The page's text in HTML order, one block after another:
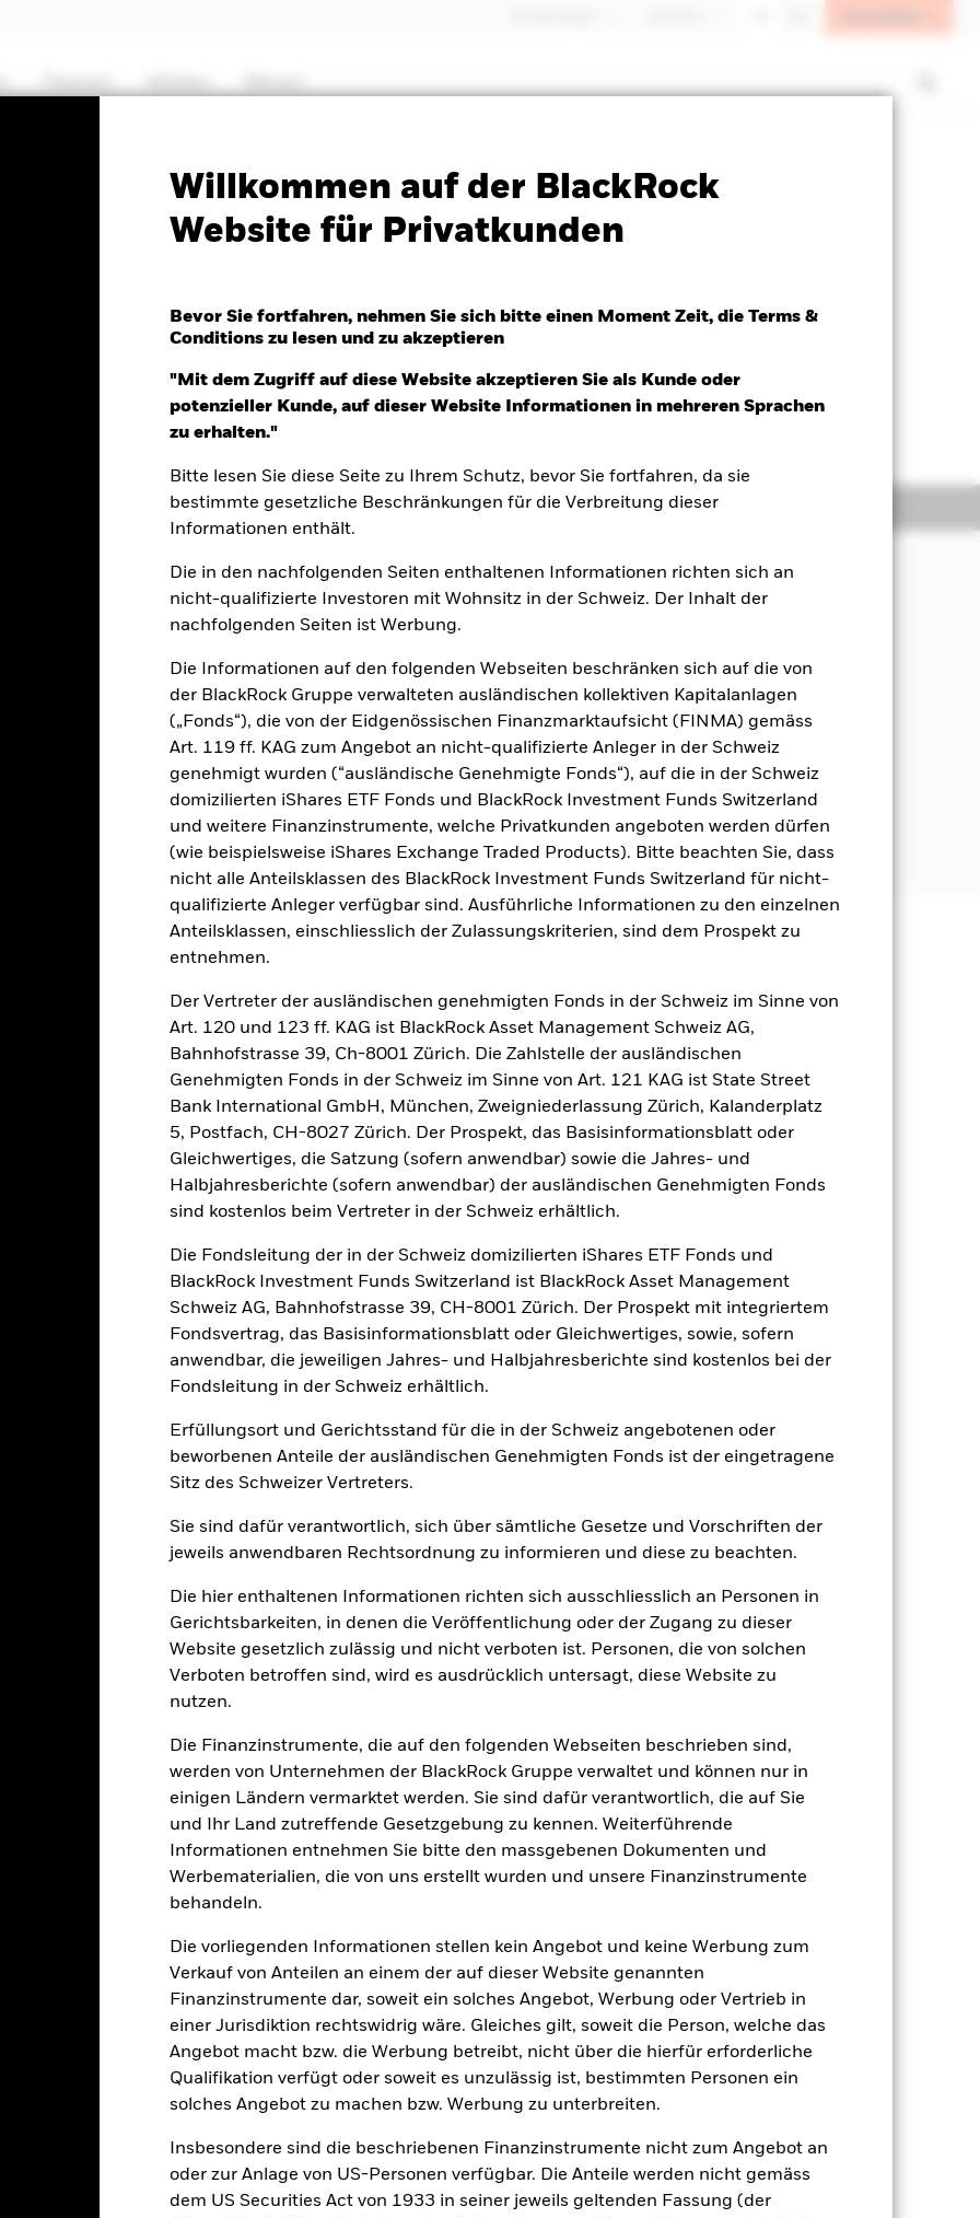
Willkommen auf der BlackRock
Website für Privatkunden
Bevor Sie fortfahren, nehmen Sie sich bitte einen Moment Zeit, die Terms &
Conditions zu lesen und zu akzeptieren
"Mit dem Zugriff auf diese Website akzeptieren Sie als Kunde oder
potenzieller Kunde, auf dieser Website Informationen in mehreren Sprachen
zu erhalten."
Bitte lesen Sie diese Seite zu Ihrem Schutz, bevor Sie fortfahren, da sie
bestimmte gesetzliche Beschränkungen für die Verbreitung dieser
Informationen enthält.
Die in den nachfolgenden Seiten enthaltenen Informationen richten sich an
nicht-qualifizierte Investoren mit Wohnsitz in der Schweiz. Der Inhalt der
nachfolgenden Seiten ist Werbung.
Die Informationen auf den folgenden Webseiten beschränken sich auf die von
der BlackRock Gruppe verwalteten ausländischen kollektiven Kapitalanlagen
(„Fonds“), die von der Eidgenössischen Finanzmarktaufsicht (FINMA) gemäss
Art. 119 ff. KAG zum Angebot an nicht-qualifizierte Anleger in der Schweiz
genehmigt wurden (“ausländische Genehmigte Fonds“), auf die in der Schweiz
domizilierten iShares ETF Fonds und BlackRock Investment Funds Switzerland
und weitere Finanzinstrumente, welche Privatkunden angeboten werden dürfen
(wie beispielsweise iShares Exchange Traded Products). Bitte beachten Sie, dass
nicht alle Anteilsklassen des BlackRock Investment Funds Switzerland für nicht-
qualifizierte Anleger verfügbar sind. Ausführliche Informationen zu den einzelnen
Anteilsklassen, einschliesslich der Zulassungskriterien, sind dem Prospekt zu
entnehmen.
Der Vertreter der ausländischen genehmigten Fonds in der Schweiz im Sinne von
Art. 120 und 123 ff. KAG ist BlackRock Asset Management Schweiz AG,
Bahnhofstrasse 39, Ch-8001 Zürich. Die Zahlstelle der ausländischen
Genehmigten Fonds in der Schweiz im Sinne von Art. 121 KAG ist State Street
Bank International GmbH, München, Zweigniederlassung Zürich, Kalanderplatz
5, Postfach, CH-8027 Zürich. Der Prospekt, das Basisinformationsblatt oder
Gleichwertiges, die Satzung (sofern anwendbar) sowie die Jahres- und
Halbjahresberichte (sofern anwendbar) der ausländischen Genehmigten Fonds
sind kostenlos beim Vertreter in der Schweiz erhältlich.
Die Fondsleitung der in der Schweiz domizilierten iShares ETF Fonds und
BlackRock Investment Funds Switzerland ist BlackRock Asset Management
Schweiz AG, Bahnhofstrasse 39, CH-8001 Zürich. Der Prospekt mit integriertem
Fondsvertrag, das Basisinformationsblatt oder Gleichwertiges, sowie, sofern
anwendbar, die jeweiligen Jahres- und Halbjahresberichte sind kostenlos bei der
Fondsleitung in der Schweiz erhältlich.
Erfüllungsort und Gerichtsstand für die in der Schweiz angebotenen oder
beworbenen Anteile der ausländischen Genehmigten Fonds ist der eingetragene
Sitz des Schweizer Vertreters.
Sie sind dafür verantwortlich, sich über sämtliche Gesetze und Vorschriften der
jeweils anwendbaren Rechtsordnung zu informieren und diese zu beachten.
Die hier enthaltenen Informationen richten sich ausschliesslich an Personen in
Gerichtsbarkeiten, in denen die Veröffentlichung oder der Zugang zu dieser
Website gesetzlich zulässig und nicht verboten ist. Personen, die von solchen
Verboten betroffen sind, wird es ausdrücklich untersagt, diese Website zu
nutzen.
Die Finanzinstrumente, die auf den folgenden Webseiten beschrieben sind,
werden von Unternehmen der BlackRock Gruppe verwaltet und können nur in
einigen Ländern vermarktet werden. Sie sind dafür verantwortlich, die auf Sie
und Ihr Land zutreffende Gesetzgebung zu kennen. Weiterführende
Informationen entnehmen Sie bitte den massgebenen Dokumenten und
Werbematerialien, die von uns erstellt wurden und unsere Finanzinstrumente
behandeln.
Die vorliegenden Informationen stellen kein Angebot und keine Werbung zum
Verkauf von Anteilen an einem der auf dieser Website genannten
Finanzinstrumente dar, soweit ein solches Angebot, Werbung oder Vertrieb in
einer Jurisdiktion rechtswidrig wäre. Gleiches gilt, soweit die Person, welche das
Angebot macht bzw. die Werbung betreibt, nicht über die hierfür erforderliche
Qualifikation verfügt oder soweit es unzulässig ist, bestimmten Personen ein
solches Angebot zu machen bzw. Werbung zu unterbreiten.
Insbesondere sind die beschriebenen Finanzinstrumente nicht zum Angebot an
oder zur Anlage von US-Personen verfügbar. Die Anteile werden nicht gemäss
dem US Securities Act von 1933 in seiner jeweils geltenden Fassung (der
Factsheet SFDR Web Disclosure Herunterladen
Index Fund (IE)
-0.01 (-0.08%)
Morningstar Rating
Eckdaten FondsManager Positionen Unterlagen
aus Kapitalwachstum und Erträgen die Erzielung einer Rendite aus Ihrer Anlage an, welche die
(fv) Wertpapiere (z. B. Anleihen) an, aus denen sich der Index zusammensetzt, deren Erlöse
Nutzen für die Umwelt verwendet werden.
zum Zeitpunkt des Erwerbs über ein langfristiges Kreditrating verfügen, das den
was derzeit ein Rating von mindestens Investment Grade (d. h. sie erfüllen eine bestimmte Stufe
& Poor’s oder Fitch ist, oder von der Anlageverwaltungsgesellschaft (AVG) als gleichwertig
des Ratings eines fv Wertpapiers kann der Fonds dieses weiter halten, bis es zweckmäßig ist, die
den Anforderungen des Index entspricht oder im besten Interesse des Fonds ist.
Der Wert der Anlagen und die daraus entstandenen Erträge sind nicht garantiert und
dieses Fonds setzen Derivate zur Absicherung des Währungsrisikos ein. Der Einsatz von
ein potenzielles Risiko der Ansteckung (auch unter der Bezeichnung „Spill-over-Effekt“) für andere
Verwaltungsgesellschaft des Fonds wird sicherstellen, dass angemessene Verfahren zur Minderung
vorhanden sind. Über das Drop-Down-Feld direkt unter dem Namen des Fonds können
Fonds anzeigen lassen. Die Anteilsklassen mit Währungsabsicherung sind durch den Begriff
gekennzeichnet. Eine vollständige Liste aller Anteilsklassen mit Währungsabsicherung ist zudem auf
des Fonds erhältlich.
Weniger anzeigen
PRIIP KID Factsheet Verkaufsprospekt SFDR Web Disclosure
Herunterladen
FondsManager Unterlagen
Wertentwicklung
2022-04-30 00:00:00 to 2026-07-31 00:00:00.
Angaben zu einzelnen Jahren Annualisiert Kumulativ
3 Jahren gegenüber seiner Benchmark. Dies kann Ihnen helfen zu beurteilen, wie das Produkt in
Vergangenheit verwaltet wurde, und ermöglicht einen Vergleich mit der Benchmark.
chart with 2 data series.
chart has 1 X axis displaying categories.
chart has 1 Y axis displaying Values. Range: -2 to 8.
Gesamtrendite (%) Vergleichsindex (%)
2022 2023 2024 2025
6.8 3.7
Vergleichsindex (%) EUR 6.9 3.8
-0.2
der Berechnung wurden die laufenden Kosten abgezogen. Aus der Berechnung ausgenommen sind
und Rücknahmeabschläge.